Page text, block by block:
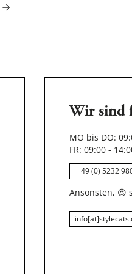
Wir sind
MO bis DO:
FR: 09:00 -
+ 49 (0) 5232
Ansonsten, 😍